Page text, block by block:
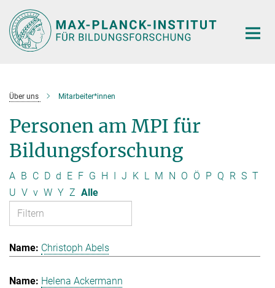
Hauptinhalt
Über uns Mitarbeiter*innen
Personen am MPI für
Bildungsforschung
A B C D d E F G H I J K L M N O Ö P Q R S T
U V v W Y Z Alle
Christoph Abels
Helena Ackermann